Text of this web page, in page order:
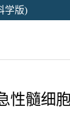
学版)
性髓细